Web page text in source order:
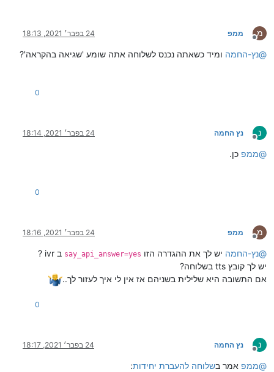
מ
מנותק
ממפ 24 בפבר׳ 2021, 18:13
@נץ-החמה ומיד כשאתה נכנס לשלוחה אתה שומע 'שגיאה בהקראה'?
0
נ
מנותק
נץ החמה 24 בפבר׳ 2021, 18:14
@ממפ כן.
0
מ
מנותק
ממפ 24 בפבר׳ 2021, 18:16
@נץ-החמה יש לך את ההגדרה הזו say_api_answer=yes ב ivr ?
יש לך קובץ tts בשלוחה?
אם התשובה היא שלילית בשניהם אז אין לי איך לעזור לך..
0
נ
מנותק
נץ החמה 24 בפבר׳ 2021, 18:17
@ממפ אמר בשלוחה להעברת יחידות: